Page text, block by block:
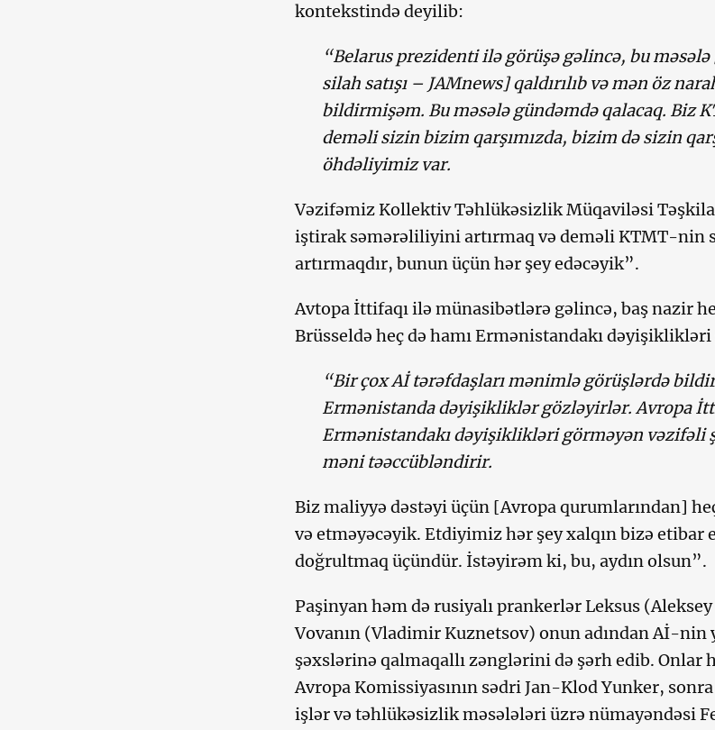
kontekstində deyilib:
“Belarus prezidenti ilə görüşə gəlincə, bu məsələ
silah satışı – JAMnews] qaldırılıb və mən öz
bildirmişəm. Bu məsələ gündəmdə qalacaq. Biz
deməli sizin bizim qarşımızda, bizim də sizin
öhdəliyimiz var.
Vəzifəmiz Kollektiv Təhlükəsizlik Müqaviləsi
iştirak səmərəliliyini artırmaq və deməli KTMT-nin
artırmaqdır, bunun üçün hər şey edəcəyik”.
Avtopa İttifaqı ilə münasibətlərə gəlincə, baş nazir
Brüsseldə heç də hamı Ermənistandakı
“Bir çox Aİ tərəfdaşları mənimlə görüşlərdə
Ermənistanda dəyişikliklər gözləyirlər. Avropa
Ermənistandakı dəyişiklikləri görməyən vəzifəli
məni təəccübləndirir.
Biz maliyyə dəstəyi üçün [Avropa qurumlarından]
və etməyəcəyik. Etdiyimiz hər şey xalqın bizə etibar
doğrultmaq üçündür. İstəyirəm ki, bu, aydın olsun”.
Paşinyan həm də rusiyalı prankerlər Leksus
Vovanın (Vladimir Kuznetsov) onun adından Aİ-
şəxslərinə qalmaqallı zənglərini də şərh edib. Onlar
Avropa Komissiyasının sədri Jan-Klod Yunker,
işlər və təhlükəsizlik məsələləri üzrə nümayəndəsi